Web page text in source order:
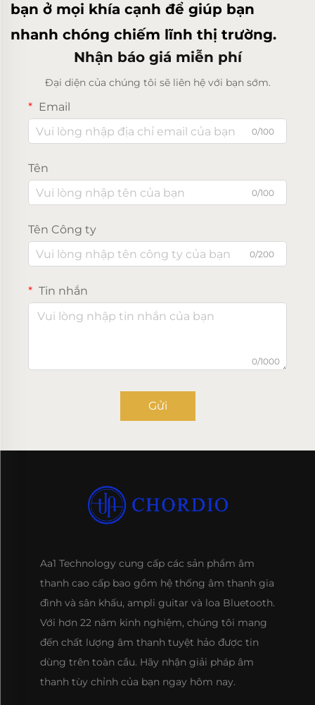
bạn ở mọi khía cạnh để giúp bạn
nhanh chóng chiếm lĩnh thị trường.
Nhận báo giá miễn phí
Đại diện của chúng tôi sẽ liên hệ với bạn sớm.
Email
0/100
Tên
0/100
Tên Công ty
0/200
Tin nhắn
0/1000
Gửi
Aa1 Technology cung cấp các sản phẩm âm
thanh cao cấp bao gồm hệ thống âm thanh gia
đình và sân khấu, ampli guitar và loa Bluetooth.
Với hơn 22 năm kinh nghiệm, chúng tôi mang
đến chất lượng âm thanh tuyệt hảo được tin
dùng trên toàn cầu. Hãy nhận giải pháp âm
thanh tùy chỉnh của bạn ngay hôm nay.